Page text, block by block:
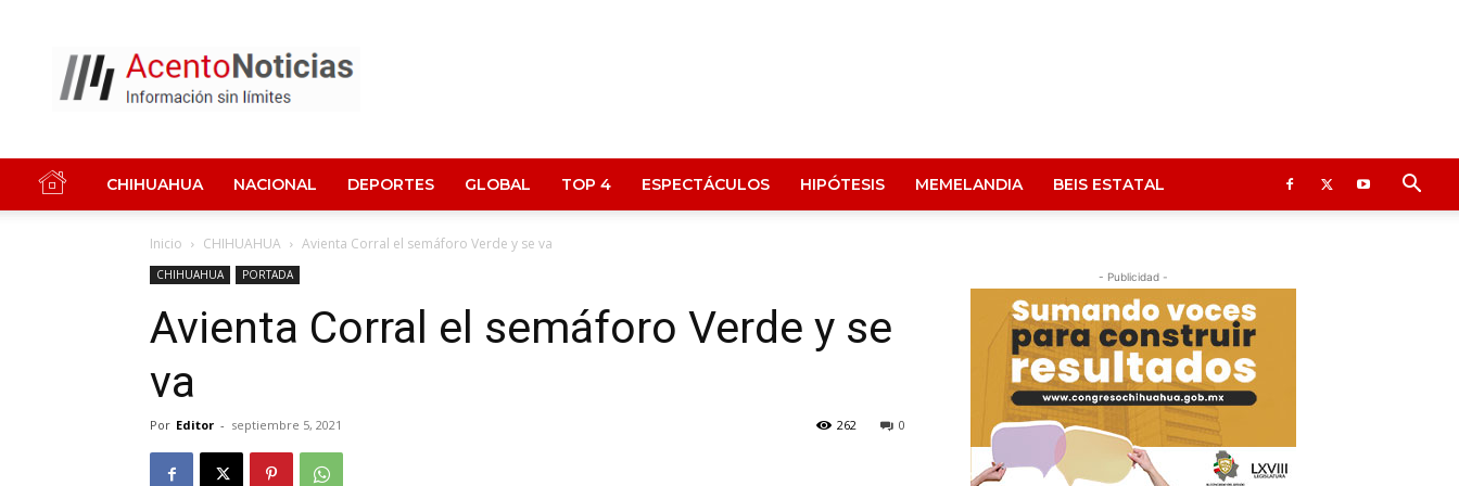
Noticias
CHIHUAHUA NACIONAL DEPORTES GLOBAL TOP 4 ESPECTÁCULOS HIPÓTESIS MEMELANDIA BEIS ESTATAL
Inicio CHIHUAHUA Avienta Corral el semáforo Verde y se va
CHIHUAHUA PORTADA
Avienta Corral el semáforo Verde y se
va
Por Editor - septiembre 5, 2021 0
262
- Publicidad -